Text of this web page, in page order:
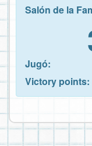
Salón de la
Jugó:
Victory points: